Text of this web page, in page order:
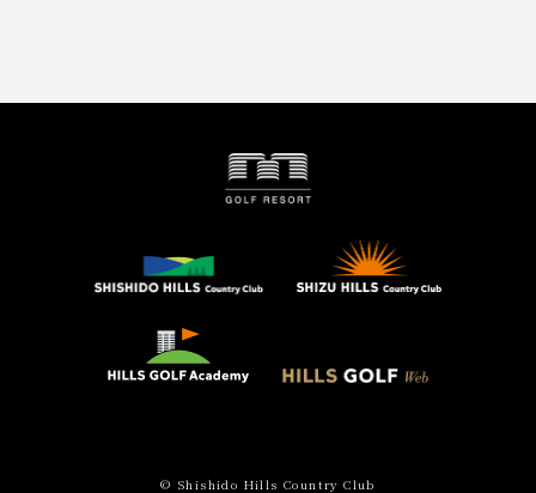
© Shishido Hills Country Club